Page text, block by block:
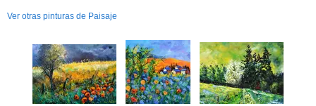
Ver otras pinturas de Paisaje